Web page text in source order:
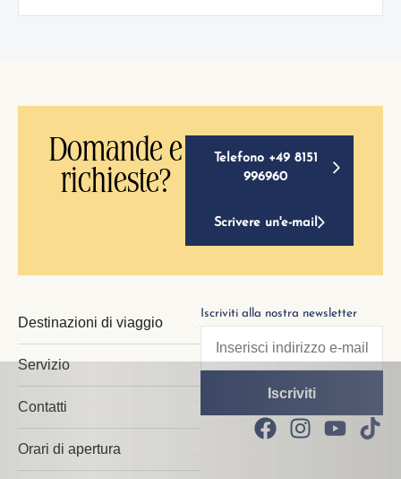
Domande e
richieste?
Telefono +49 8151
996960
Scrivere un'e-mail
Destinazioni di viaggio
Servizio
Contatti
Orari di apertura
Iscriviti alla nostra newsletter